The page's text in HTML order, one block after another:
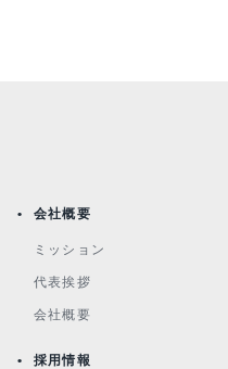
会社概要
ミッション
代表挨拶
会社概要
採用情報